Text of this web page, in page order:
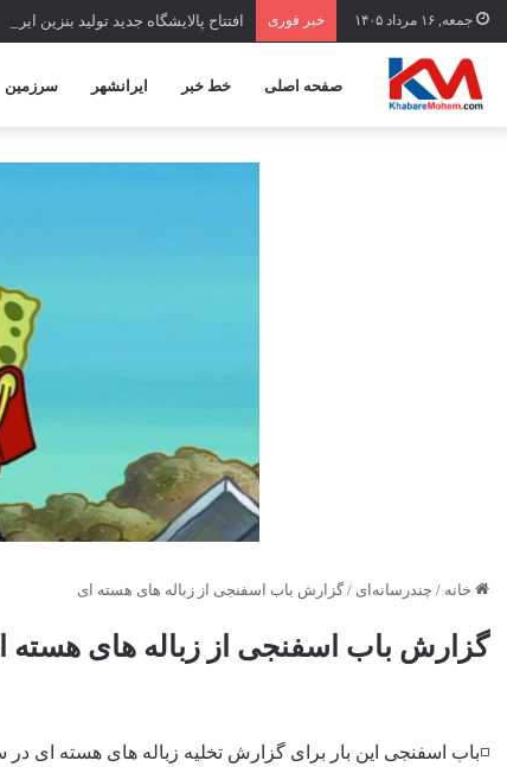
جمعه, ۱۶ مرداد ۱۴۰۵ خبر فوری افتتاح ‌پالایشگاه جدید تولید بنزین
صفحه اصلی خط خبر ایرانشهر سرزمین
خانه / چندرسانه‌ای / گزارش باب اسفنجی از زباله های هسته ای
گزارش باب اسفنجی از زباله های هسته
◽️باب اسفنجی این بار برای گزارش تخلیه زباله های هسته ای